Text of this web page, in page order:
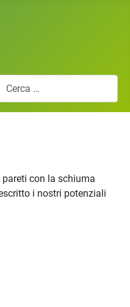
con la schiuma
i nostri potenziali